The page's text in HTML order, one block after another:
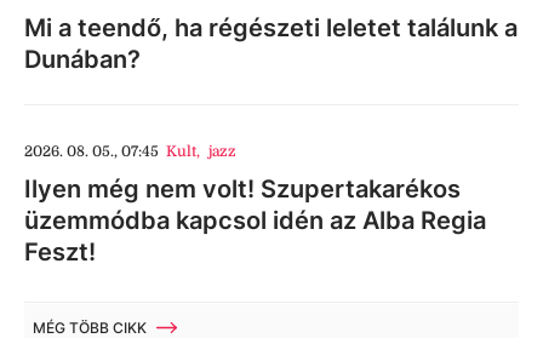
Mi a teendő, ha régészeti leletet találunk a
Dunában?
2026. 08. 05., 07:45 Kult, jazz
Ilyen még nem volt! Szupertakarékos
üzemmódba kapcsol idén az Alba Regia
Feszt!
MÉG TÖBB CIKK